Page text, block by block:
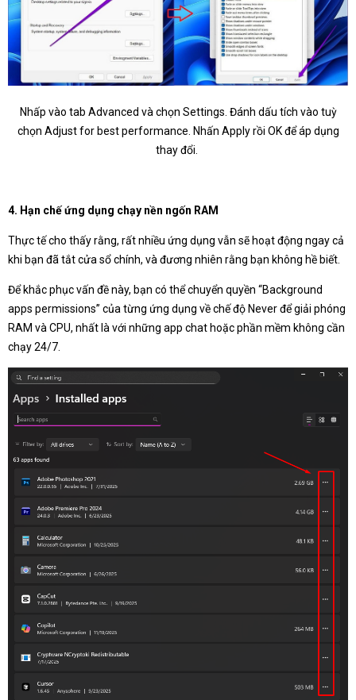
Nhấp vào tab Advanced và chọn Settings. Đánh dấu tích vào tuỳ
chọn Adjust for best performance. Nhấn Apply rồi OK để áp dụng
thay đổi.
4. Hạn chế ứng dụng chạy nền ngốn RAM
Thực tế cho thấy rằng, rất nhiều ứng dụng vẫn sẽ hoạt động ngay cả
khi bạn đã tắt cửa sổ chính, và đương nhiên rằng bạn không hề biết.
Để khắc phục vấn đề này, bạn có thể chuyển quyền “Background
apps permissions” của từng ứng dụng về chế độ Never để giải phóng
RAM và CPU, nhất là với những app chat hoặc phần mềm không cần
chạy 24/7.